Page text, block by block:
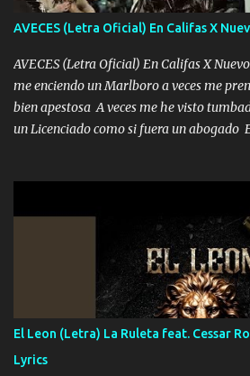
adoro
AVECES (Letra Oficial) En Califas X
AVECES (Letra Oficial) En Califas X
me enciendo un Marlboro a veces me
bien apestosa A veces me he visto
un Licenciado como si fuera un abogado
corriente no quieren verte subir de level
A veces me pongo un sombrero a veces
con la mirada siempre en alto A veces me
me fajó una Glock siempre armado todas
traigo El chiste es que hago lo que quiero
yo tengo el control a todos yo les paro el
malcriado un malandrón Que Les
las risas las que me miran hay gente
El Leon (Letra) La Ruleta feat. Cessar
Lyrics